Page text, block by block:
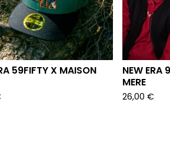
59FIFTY X MAISON
NEW ERA
MERE
26,00 €